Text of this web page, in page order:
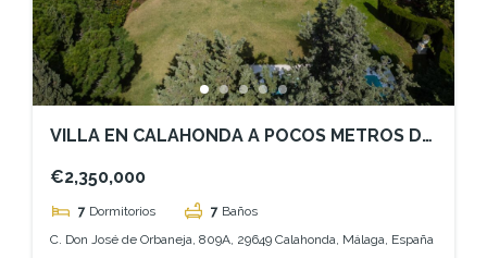
VILLA EN CALAHONDA A POCOS METROS DE
€2,350,000
7 Dormitorios 7 Baños
C. Don José de Orbaneja, 809A, 29649 Calahonda, Málaga, España